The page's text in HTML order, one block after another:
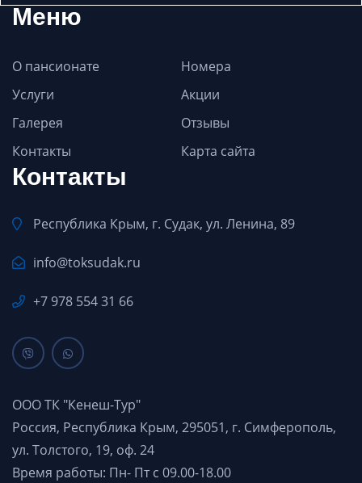
Меню
О пансионате
Номера
Услуги
Акции
Галерея
Отзывы
Контакты
Карта сайта
Контакты
Республика Крым, г. Судак, ул. Ленина, 89
info@toksudak.ru
+7 978 554 31 66
ООО ТК "Кенеш-Тур"
Россия, Республика Крым, 295051, г. Симферополь,
ул. Толстого, 19, оф. 24
Время работы: Пн- Пт с 09.00-18.00